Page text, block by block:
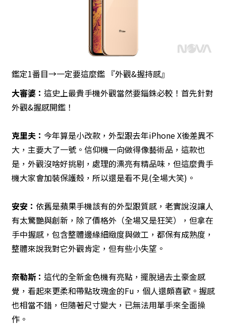
鑑定1番目→一定要這麼鑑 『外觀&握持感』
大審婆： 這史上最貴手機外觀當然要錙銖必較！首先針對
外觀&握感開鑑！
克里夫： 今年算是小改款，外型跟去年iPhone X後差異不
大，主要大了一號。信仰機一向做得像藝術品，這款也
是，外觀沒啥好挑剔，處理的漂亮有精品味，但這麼貴手
機大家會加裝保護殼，所以還是看不見(全場大笑)。
安安： 依舊是蘋果手機該有的外型跟質感，老實說沒讓人
有太驚艷與創新，除了價格外（全場又是狂笑），但拿在
手中握感，包含整體邊緣細緻度與做工，都保有成熟度，
整體來說我對它外觀肯定，但有些小失望。
奈勒斯： 這代的全新金色機有亮點，擺脫過去土豪金感
覺，看起來更柔和帶點玫瑰金的Fu，個人還頗喜歡。握感
也相當不錯，但隨著尺寸變大，已無法用單手來全面操
作。